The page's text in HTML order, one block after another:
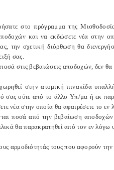
στο πρόγραμμα της
και να εκδώσετε νέα στην
την σχετική διόρθωση θα
σας.
στις βεβαιώσεις αποδοχών, δεν
στην ατομική πινακίδα
σας ούτε από το άλλο Υπ/μα ή εκ
νέα στην οποία θα αφαιρέσετε το
ποσά από την βεβαίωση αποδοχών
θα παρακρατηθεί από τον εν λόγω
αρμοδιότητάς τους που αφορούν